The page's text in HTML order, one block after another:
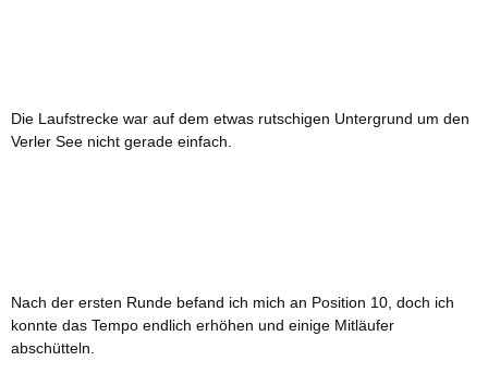
Die Laufstrecke war auf dem etwas rutschigen Untergrund um den
Verler See nicht gerade einfach.
Nach der ersten Runde befand ich mich an Position 10, doch ich
konnte das Tempo endlich erhöhen und einige Mitläufer
abschütteln.